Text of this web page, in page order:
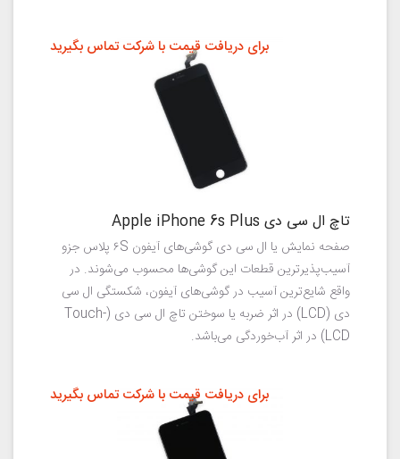
تاچ ال سی دی Apple iPhone 6s Plus
صفحه نمایش یا ال سی دی گوشی‌های آیفون ۶S پلاس جزو
آسیب‌پذیرترین قطعات این گوشی‌ها محسوب می‌شوند. در
واقع شایع‌ترین آسیب در گوشی‌های آیفون، شکستگی ال سی
دی (LCD) در اثر ضربه یا سوختن تاچ ال سی دی (Touch-
LCD) در اثر آب‌خوردگی می‌باشد.
برای دریافت قیمت با شرکت تماس بگیرید
برای دریافت قیمت با شرکت تماس بگیرید